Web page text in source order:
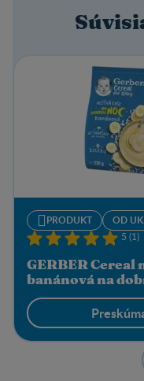
PRODUKT OD
5 (1)
GERBER Cereal
banánová na